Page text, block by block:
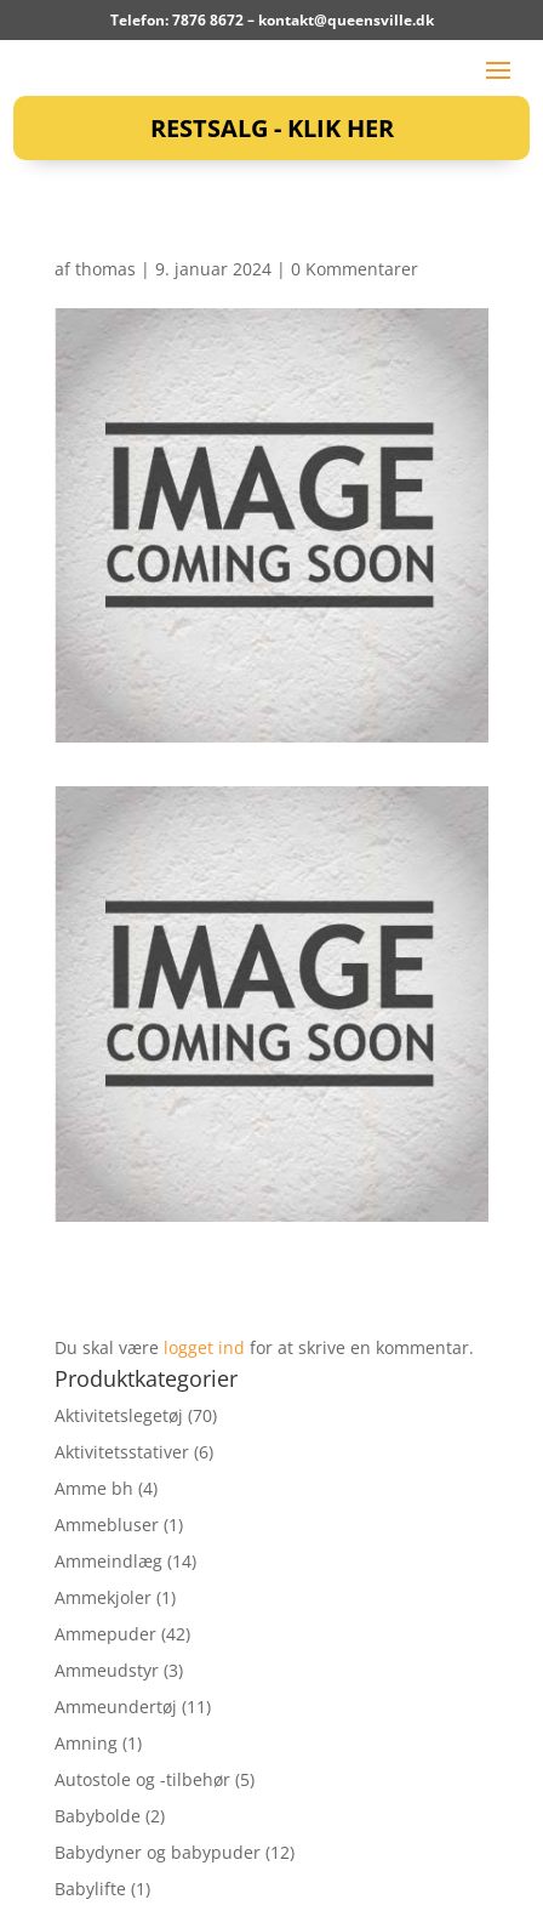
Telefon: 7876 8672 – kontakt@queensville.dk
RESTSALG - KLIK HER
afthomas | 9. januar 2024| 0 Kommentarer
Du skal være logget ind for at skrive en kommentar.
Produktkategorier
Aktivitetslegetøj (70)
Aktivitetsstativer (6)
Amme bh (4)
Ammebluser (1)
Ammeindlæg (14)
Ammekjoler (1)
Ammepuder (42)
Ammeudstyr (3)
Ammeundertøj (11)
Amning (1)
Autostole og -tilbehør (5)
Babybolde (2)
Babydyner og babypuder (12)
Babylifte (1)